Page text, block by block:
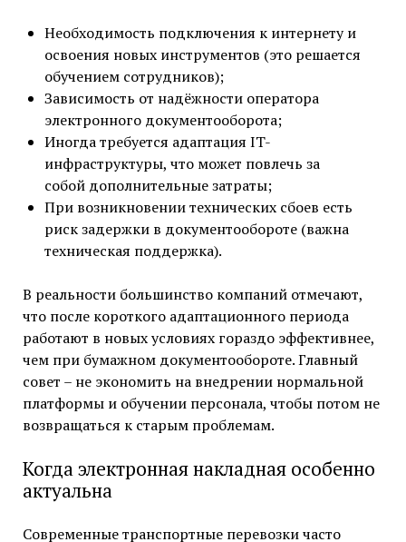
Необходимость подключения к интернету и
освоения новых инструментов (это решается
обучением сотрудников);
Зависимость от надёжности оператора
электронного документооборота;
Иногда требуется адаптация IT-
инфраструктуры, что может повлечь за
собой дополнительные затраты;
При возникновении технических сбоев есть
риск задержки в документообороте (важна
техническая поддержка).
В реальности большинство компаний отмечают,
что после короткого адаптационного периода
работают в новых условиях гораздо эффективнее,
чем при бумажном документообороте. Главный
совет – не экономить на внедрении нормальной
платформы и обучении персонала, чтобы потом не
возвращаться к старым проблемам.
Когда электронная накладная особенно
актуальна
Современные транспортные перевозки часто